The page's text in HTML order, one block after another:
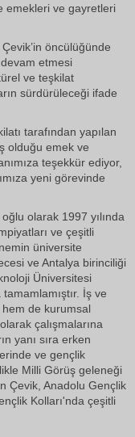
emekleri ve gayretleri
öncülüğünde
etmesi
ve teşkilat
sürdürüleceği ifade
tarafından yapılan
olduğu emek ve
teşekkür ediyor,
yeni görevinde
olarak 1997 yılında
ve çeşitli
üniversite
ve Antalya birinciliği
Üniversitesi
İş ve
de kurumsal
çalışmalarına
yanı sıra erken
ve gençlik
Milli Görüş geleneği
Çevik, Anadolu Gençlik
Kolları'nda çeşitli